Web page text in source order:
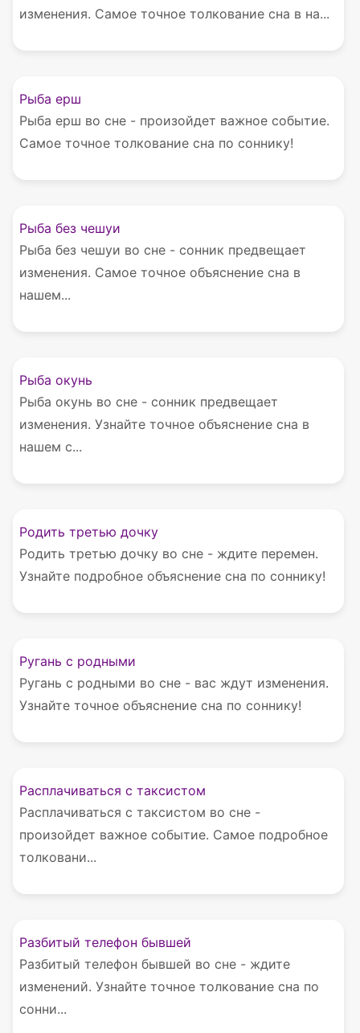
изменения. Самое точное толкование сна в на...
Рыба ерш
Рыба ерш во сне - произойдет важное событие.
Самое точное толкование сна по соннику!
Рыба без чешуи
Рыба без чешуи во сне - сонник предвещает
изменения. Самое точное объяснение сна в
нашем...
Рыба окунь
Рыба окунь во сне - сонник предвещает
изменения. Узнайте точное объяснение сна в
нашем с...
Родить третью дочку
Родить третью дочку во сне - ждите перемен.
Узнайте подробное объяснение сна по соннику!
Ругань с родными
Ругань с родными во сне - вас ждут изменения.
Узнайте точное объяснение сна по соннику!
Расплачиваться с таксистом
Расплачиваться с таксистом во сне -
произойдет важное событие. Самое подробное
толковани...
Разбитый телефон бывшей
Разбитый телефон бывшей во сне - ждите
изменений. Узнайте точное толкование сна по
сонни...